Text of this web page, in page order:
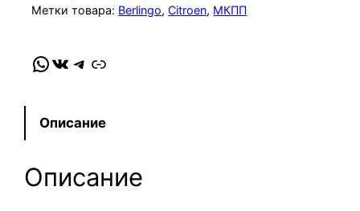
с
в
о
р
Метки товара: Berlingo, Citroen, МКПП
WhatsApp VK Telegram Link
Описание
Описание